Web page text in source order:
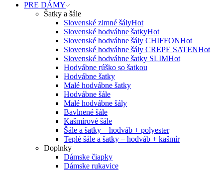
PRE DÁMY
Šatky a šále
Slovenské zimné šályHot
Slovenské hodvábne šatkyHot
Slovenské hodvábne šály CHIFFONHot
Slovenské hodvábne šály CREPE SATENHot
Slovenské hodvábne šatky SLIMHot
Hodvábne rúško so šatkou
Hodvábne šatky
Malé hodvábne šatky
Hodvábne šále
Malé hodvábne šály
Bavlnené šále
Kašmírové šále
Šále a šatky – hodváb + polyester
Teplé šále a šatky – hodváb + kašmír
Doplnky
Dámske čiapky
Dámske rukavice